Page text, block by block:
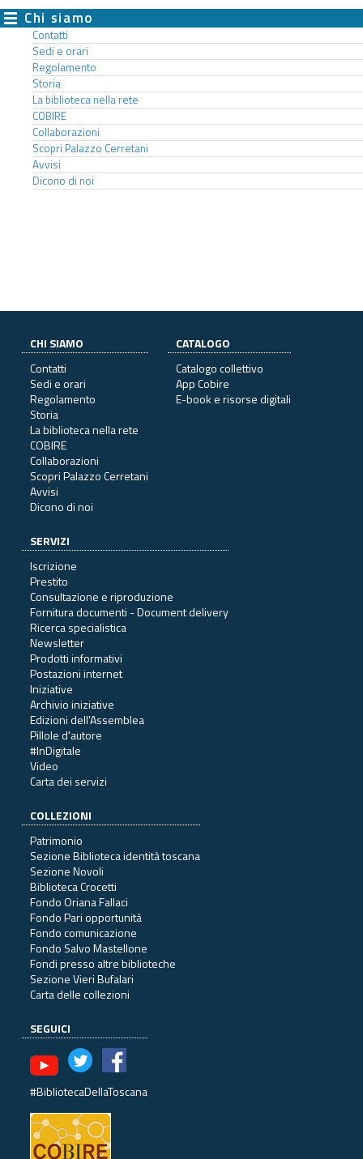
Chi siamo
Contatti
Sedi e orari
Regolamento
Storia
La biblioteca nella rete
COBIRE
Collaborazioni
Scopri Palazzo Cerretani
Avvisi
Dicono di noi
CHI SIAMO
Contatti
Sedi e orari
Regolamento
Storia
La biblioteca nella rete
COBIRE
Collaborazioni
Scopri Palazzo Cerretani
Avvisi
Dicono di noi
CATALOGO
Catalogo collettivo
App Cobire
E-book e risorse digitali
SERVIZI
Iscrizione
Prestito
Consultazione e riproduzione
Fornitura documenti - Document delivery
Ricerca specialistica
Newsletter
Prodotti informativi
Postazioni internet
Iniziative
Archivio iniziative
Edizioni dell'Assemblea
Pillole d'autore
#InDigitale
Video
Carta dei servizi
COLLEZIONI
Patrimonio
Sezione Biblioteca identità toscana
Sezione Novoli
Biblioteca Crocetti
Fondo Oriana Fallaci
Fondo Pari opportunità
Fondo comunicazione
Fondo Salvo Mastellone
Fondi presso altre biblioteche
Sezione Vieri Bufalari
Carta delle collezioni
SEGUICI
#BibliotecaDellaToscana